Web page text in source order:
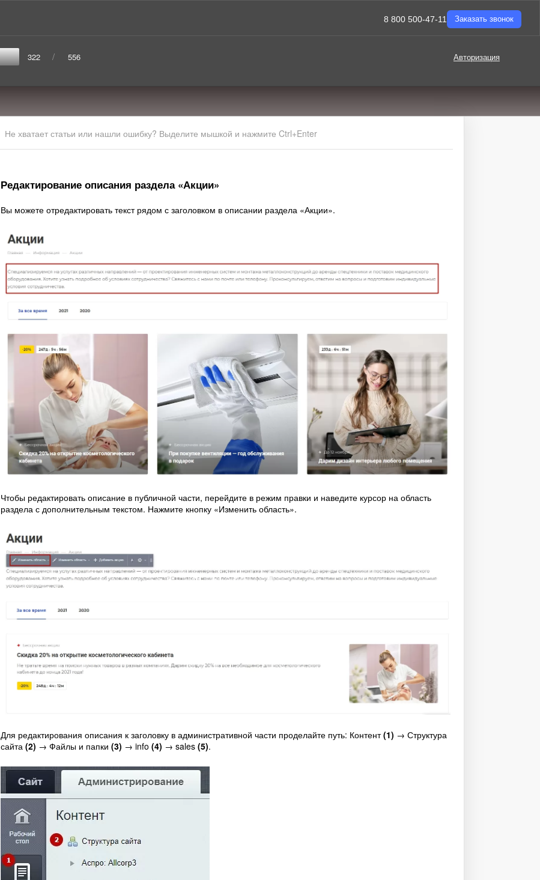
8 800 500-47-11 Заказать звонок
Авторизация
322 / 556
Не хватает статьи или нашли ошибку? Выделите мышкой и нажмите Ctrl+Enter
Редактирование описания раздела «Акции»
Вы можете отредактировать текст рядом с заголовком в описании раздела «Акции».
Чтобы редактировать описание в публичной части, перейдите в режим правки и наведите курсор на область
раздела с дополнительным текстом. Нажмите кнопку «Изменить область».
Для редактирования описания к заголовку в административной части проделайте путь: Контент(1) → Структура
сайта (2) → Файлы и папки (3) → info (4) → sales (5).